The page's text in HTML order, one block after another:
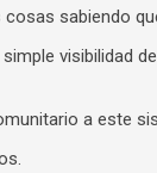
sabiendo
visibilidad
a este